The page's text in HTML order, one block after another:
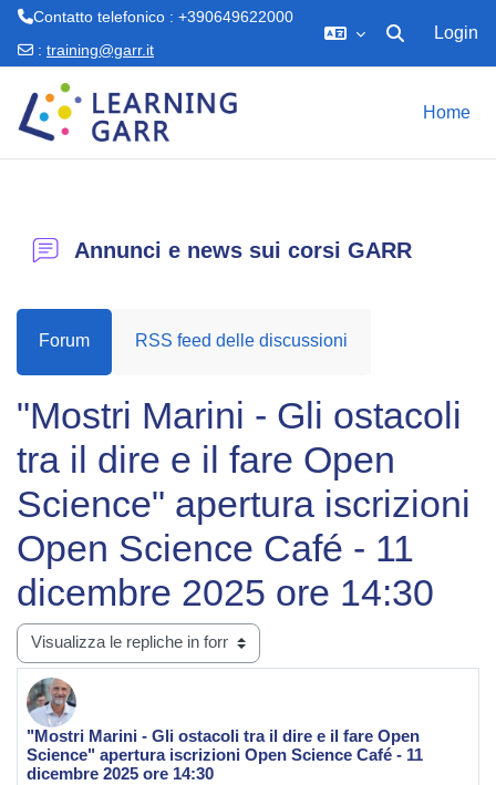
Contatto telefonico : +390649622000
: training@garr.it Attiva/
Login
Home
Annunci e news sui corsi GARR
Forum RSS feed delle discussioni
"Mostri Marini - Gli ostacoli
tra il dire e il fare Open
Science" apertura iscrizioni
Open Science Café - 11
dicembre 2025 ore 14:30
Modalità visualizzazione
"Mostri Marini - Gli ostacoli tra il dire e il fare Open
Science" apertura iscrizioni Open Science Café - 11
dicembre 2025 ore 14:30
Numero di risposte: 0